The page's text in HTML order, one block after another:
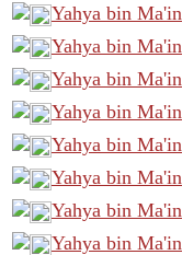
Yahya bin Ma'in
Yahya bin Ma'in
Yahya bin Ma'in
Yahya bin Ma'in
Yahya bin Ma'in
Yahya bin Ma'in
Yahya bin Ma'in
Yahya bin Ma'in